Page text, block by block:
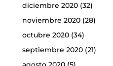
diciembre 2020(32)
noviembre 2020(28)
octubre 2020(34)
septiembre 2020(21)